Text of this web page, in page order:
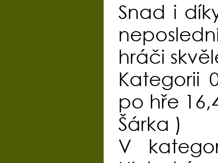
Snad i
hráči
Kategorii
po hře
Šárka )
V